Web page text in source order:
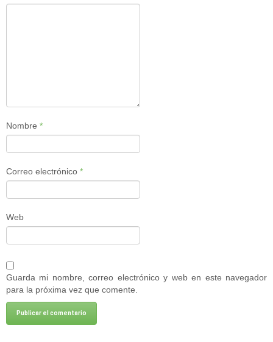
Nombre *
Correo electrónico *
Web
Guarda mi nombre, correo electrónico y web en este navegador
para la próxima vez que comente.